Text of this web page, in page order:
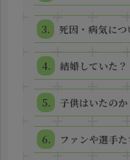
死因・病気に
結婚していた
子供はいたの
ファンや選手